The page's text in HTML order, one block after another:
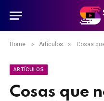
Home » Artículos » Cosas que no
ARTÍCULOS
Cosas que